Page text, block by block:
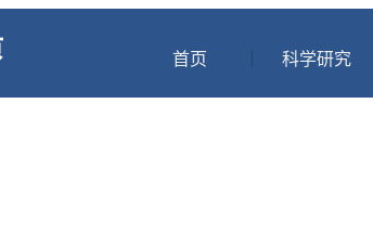
首页 科学研究